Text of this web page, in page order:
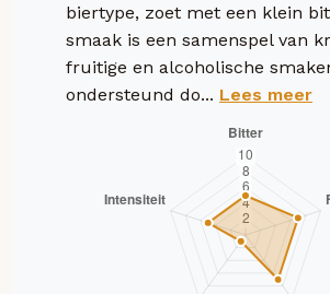
biertype, zoet met een klein
smaak is een samenspel van
fruitige en alcoholische
ondersteund do... Lees meer